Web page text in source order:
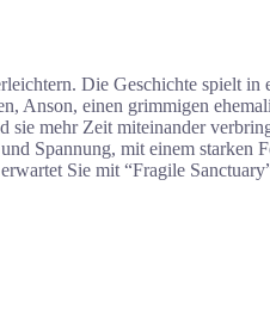
Die Geschichte spielt in
Anson, einen grimmigen
mehr Zeit miteinander
Spannung, mit einem starken
Sie mit “Fragile